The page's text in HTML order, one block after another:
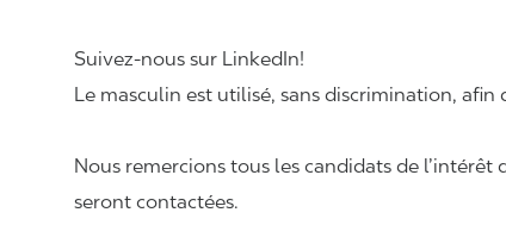
Suivez-nous sur LinkedIn!
Le masculin est utilisé, sans discrimination, afin
Nous remercions tous les candidats de l’intérêt
seront contactées.